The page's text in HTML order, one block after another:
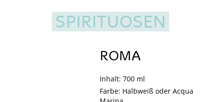
SPIRITUOSEN
ROMA
Inhalt: 700 ml
Farbe: Halbweiß oder Acqua